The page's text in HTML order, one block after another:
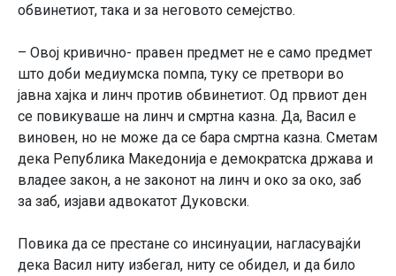
обвинетиот, така и за неговото семејство.
– Овој кривично- правен предмет не е само предмет
што доби медиумска помпа, туку се претвори во
јавна хајка и линч против обвинетиот. Од првиот ден
се повикуваше на линч и смртна казна. Да, Васил е
виновен, но не може да се бара смртна казна. Сметам
дека Република Македонија е демократска држава и
владее закон, а не законот на линч и око за око, заб
за заб, изјави адвокатот Дуковски.
Повика да се престане со инсинуации, нагласувајќи
дека Васил ниту избегал, ниту се обидел, и да било